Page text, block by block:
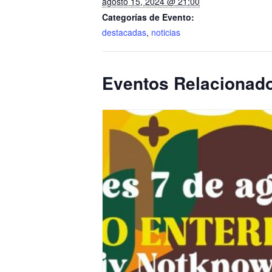
Categorías de Evento:
destacadas, noticias
Eventos